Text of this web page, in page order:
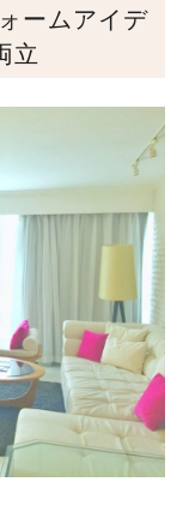
ームアイデ
立